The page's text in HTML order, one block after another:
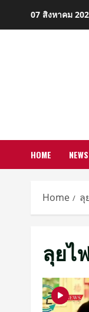
07 สิงหาคม
HOME NEWS
Home ลุ
ลุยไ